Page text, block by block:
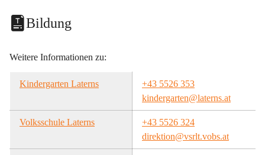
Bildung
Weitere Informationen zu:
Kindergarten Laterns
+43 5526 353
kindergarten@laterns.at
Volksschule Laterns
+43 5526 324
direktion@vsrlt.vobs.at